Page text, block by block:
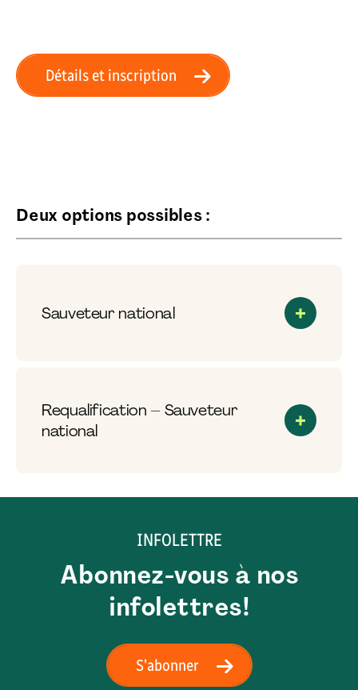
Détails et inscription
Deux options possibles :
Sauveteur national
Requalification – Sauveteur
national
INFOLETTRE
Abonnez-vous à nos
infolettres!
S'abonner